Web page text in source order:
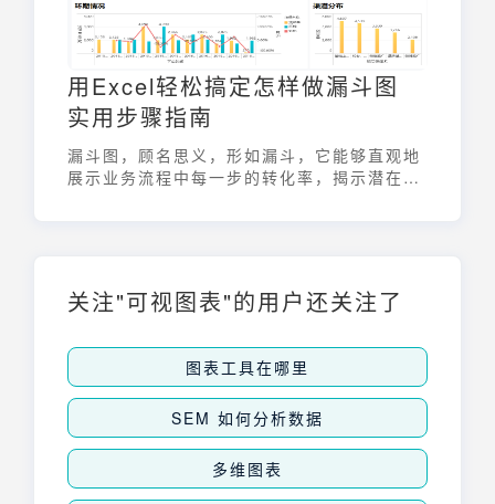
用Excel轻松搞定怎样做漏斗图
实用步骤指南
漏斗图，顾名思义，形如漏斗，它能够直观地
展示业务流程中每一步的转化率，揭示潜在的
快速识别瓶颈，优化流程，提升整体效率。本
文将聚焦Excel，分享制作漏斗图的实用步
关注"可视图表"的用户还关注了
图表工具在哪里
SEM 如何分析数据
多维图表